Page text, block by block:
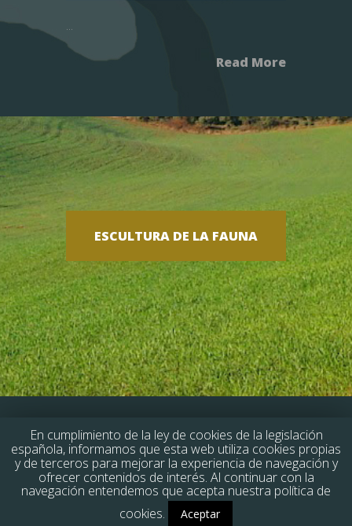
...
Read More
ESCULTURA DE LA FAUNA
ByWaysIT Tech Global Solutions| © 2014
En cumplimiento de la ley de cookies de la legislación
española, informamos que esta web utiliza cookies propias
y de terceros para mejorar la experiencia de navegación y
ofrecer contenidos de interés. Al continuar con la
navegación entendemos que acepta nuestra política de
cookies.
Aceptar